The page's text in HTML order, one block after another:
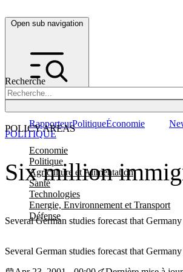
Open sub navigation
Recherche
POLICY AREAS
Economie
Politique
Agriculture et Alimentation
Santé
Technologies
Energie, Environnement et Transport
Défense
RapporteurPolitiqueÉconomie
Six million
Several German studies forecast that
POLITIQUE
Several German studies forecast that